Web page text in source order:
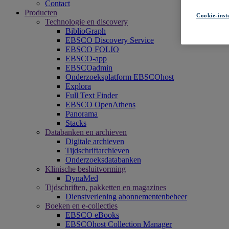
Contact
Producten
Technologie en discovery
BiblioGraph
EBSCO Discovery Service
EBSCO FOLIO
EBSCO-app
EBSCOadmin
Onderzoeksplatform EBSCOhost
Explora
Full Text Finder
EBSCO OpenAthens
Panorama
Stacks
Databanken en archieven
Digitale archieven
Tijdschriftarchieven
Onderzoeksdatabanken
Klinische besluitvorming
DynaMed
Tijdschriften, pakketten en magazines
Dienstverlening abonnementenbeheer
Boeken en e-collecties
EBSCO eBooks
EBSCOhost Collection Manager
Cookie-